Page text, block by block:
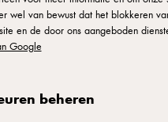
wel van bewust dat het blokkeren
en de door ons aangeboden
Google
beheren